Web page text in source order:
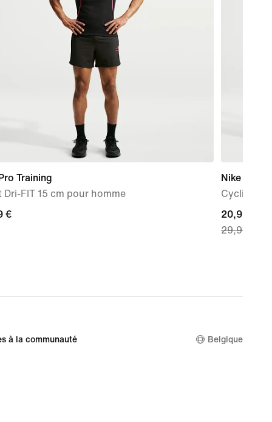
Training
Dri-FIT 15 cm pour homme
€
€
Nike One
Cycliste
current
price
29,99 €
20,99 €
29,99 €
à la communauté Belgique